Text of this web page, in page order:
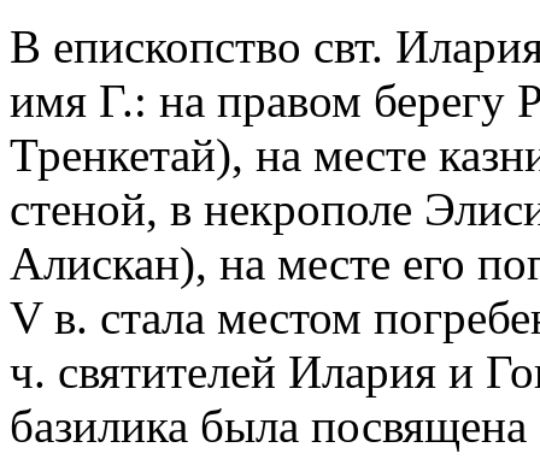
В епископство свт.
имя Г.: на правом берегу
Тренкетай), на месте
стеной, в некрополе
Алискан), на месте его
V в. стала местом
ч. святителей Илария и
базилика была